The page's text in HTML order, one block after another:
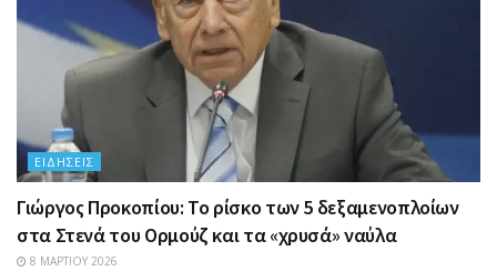
ΕΙΔΉΣΕΙΣ
Γιώργος Προκοπίου: Το ρίσκο των 5 δεξαμενοπλοίων
στα Στενά του Ορμούζ και τα «χρυσά» ναύλα
8 ΜΑΡΤΊΟΥ 2026